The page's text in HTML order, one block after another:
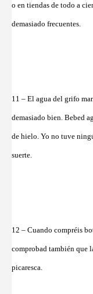
o en tiendas de todo a
demasiado frecuentes.
11 – El agua del grifo
demasiado bien. Bebed
de hielo. Yo no tuve
suerte.
12 – Cuando compréis
comprobad también que
picaresca.